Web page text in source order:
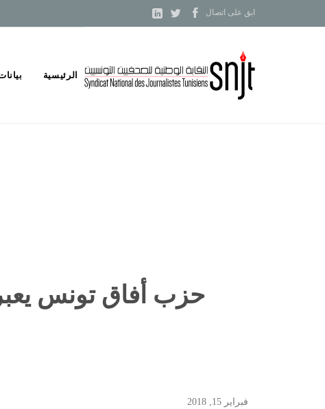
ابق على اتصال 


Skip
to
content
الرئيسية
حزب أفاق تونس
فبراير 15, 2018